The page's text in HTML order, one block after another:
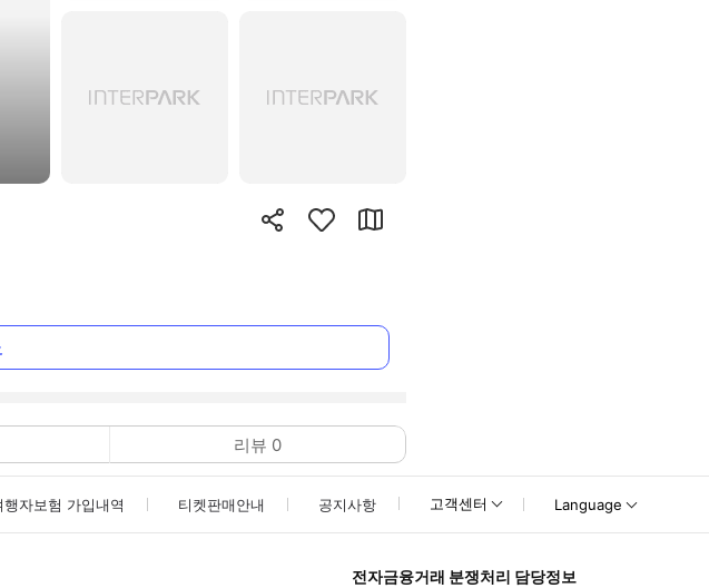
리뷰 0
행자보험 가입내역 티켓판매안내 공지사항 고객센터 Language
전자금융거래 분쟁처리 담당정보